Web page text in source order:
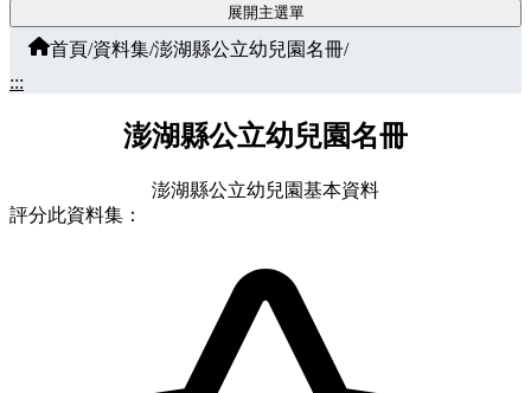
展開主選單
首頁/資料集/澎湖縣公立幼兒園名冊/
:::
澎湖縣公立幼兒園名冊
澎湖縣公立幼兒園基本資料
評分此資料集：